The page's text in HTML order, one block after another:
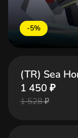
-5%
(TR) Sea
1 450 ₽
1 528 ₽